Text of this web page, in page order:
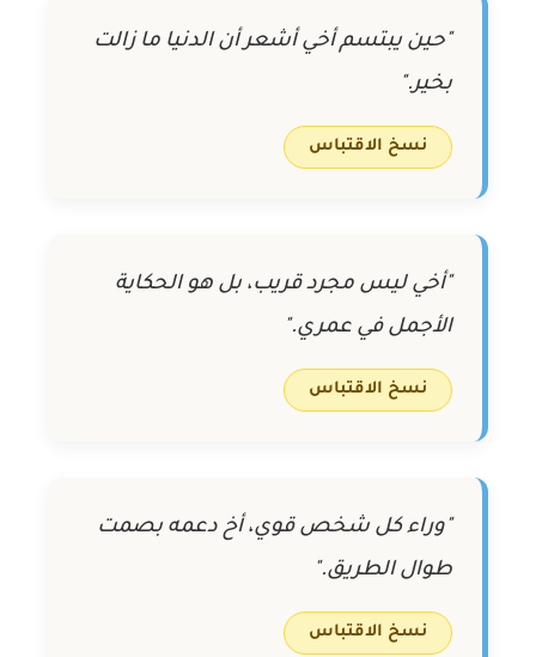
"حين يبتسم أخي أشعر أن الدنيا ما زالت
بخير."
نسخ الاقتباس
"أخي ليس مجرد قريب، بل هو الحكاية
الأجمل في عمري."
نسخ الاقتباس
"وراء كل شخص قوي، أخ دعمه بصمت
طوال الطريق."
نسخ الاقتباس